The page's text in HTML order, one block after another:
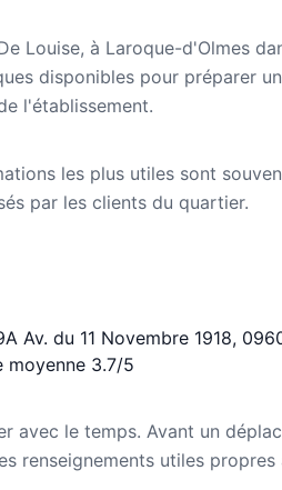
Louise, à Laroque-d'Olmes
disponibles pour préparer
l'établissement.
les plus utiles sont
par les clients du quartier.
Av. du 11 Novembre 1918,
moyenne 3.7/5
avec le temps. Avant un
renseignements utiles propres